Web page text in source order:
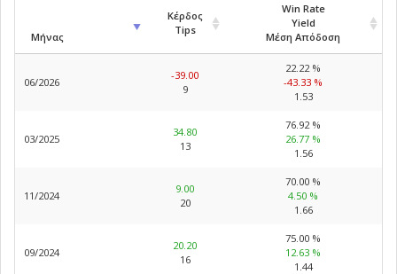
Μήνας
Κέρδος
Tips
Win Rate
Yield
Μέση Απόδοση
06/2026
-39.00
9
22.22 %
-43.33 %
1.53
03/2025
34.80
13
76.92 %
26.77 %
1.56
11/2024
9.00
20
70.00 %
4.50 %
1.66
09/2024
20.20
16
75.00 %
12.63 %
1.44